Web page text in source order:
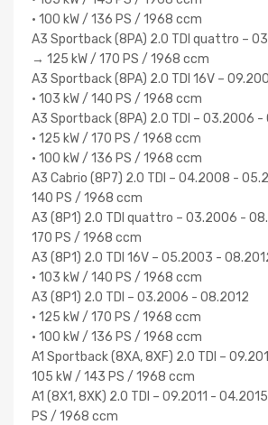
• 100 kW / 136 PS / 1968 ccm
A3 Sportback (8PA) 2.0 TDI quattro –
→ 125 kW / 170 PS / 1968 ccm
A3 Sportback (8PA) 2.0 TDI 16V –
• 103 kW / 140 PS / 1968 ccm
A3 Sportback (8PA) 2.0 TDI – 03.2006 -
• 125 kW / 170 PS / 1968 ccm
• 100 kW / 136 PS / 1968 ccm
A3 Cabrio (8P7) 2.0 TDI – 04.2008 -
140 PS / 1968 ccm
A3 (8P1) 2.0 TDI quattro – 03.2006 -
170 PS / 1968 ccm
A3 (8P1) 2.0 TDI 16V – 05.2003 -
• 103 kW / 140 PS / 1968 ccm
A3 (8P1) 2.0 TDI – 03.2006 - 08.2012
• 125 kW / 170 PS / 1968 ccm
• 100 kW / 136 PS / 1968 ccm
A1 Sportback (8XA, 8XF) 2.0 TDI –
105 kW / 143 PS / 1968 ccm
A1 (8X1, 8XK) 2.0 TDI – 09.2011 -
PS / 1968 ccm